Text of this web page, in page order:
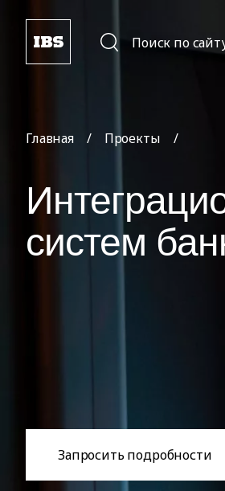
Поиск по
Главная / Проекты /
систем
Запросить подробности